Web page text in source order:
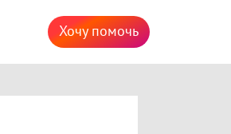
Хочу помочь